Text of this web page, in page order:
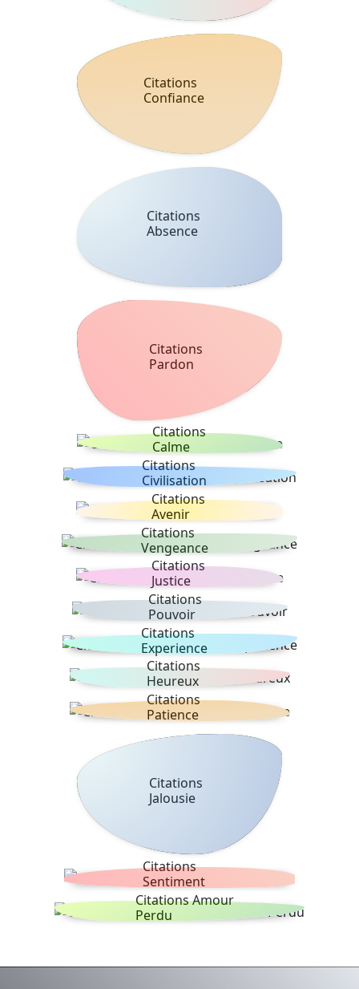
Citations
Confiance
Citations
Absence
Citations
Pardon
Citations
Calme
Citations
Civilisation
Citations
Avenir
Citations
Vengeance
Citations
Justice
Citations
Pouvoir
Citations
Experience
Citations
Heureux
Citations
Patience
Citations
Jalousie
Citations
Sentiment
Citations Amour
Perdu